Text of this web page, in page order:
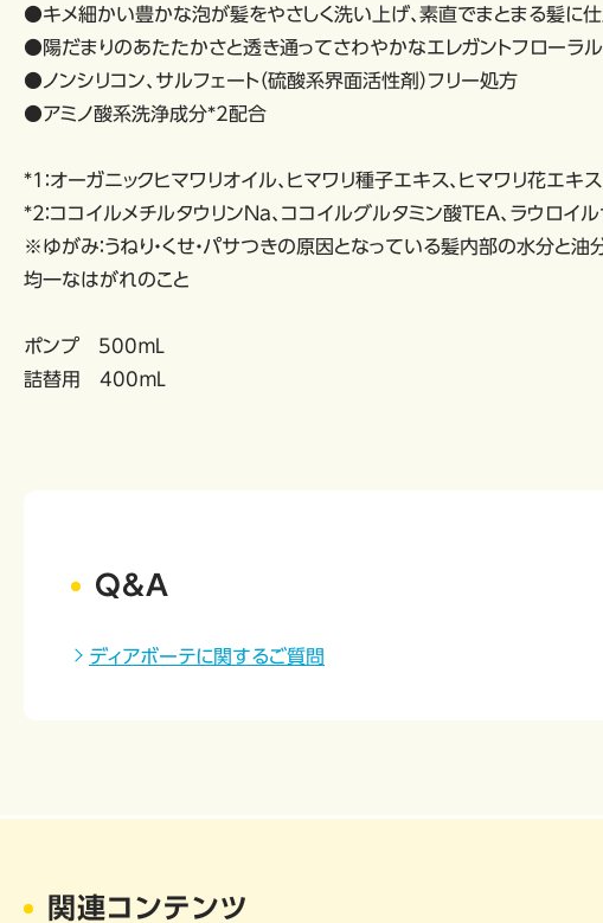
●キメ細かい豊かな泡が髪をやさしく洗い上げ、素直でまとまる髪に仕
●陽だまりのあたたかさと透き通ってさわやかなエレガントフローラ
●ノンシリコン、サルフェート（硫酸系界面活性剤）フリー処方
●アミノ酸系洗浄成分*2配合
*1：オーガニックヒマワリオイル、ヒマワリ種子エキス、ヒマワリ花エキス
*2：ココイルメチルタウリンNa、ココイルグルタミン酸TEA、ラウロイ
※ゆがみ：うねり・くせ・パサつきの原因となっている髪内部の水分と
均一なはがれのこと
ポンプ 500ｍL
詰替用 400ｍL
Q&A
ディアボーテに関するご質問
関連コンテンツ